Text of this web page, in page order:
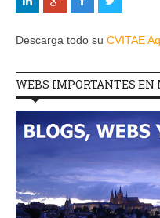
Descarga todo su CVITAE
WEBS IMPORTANTES EN